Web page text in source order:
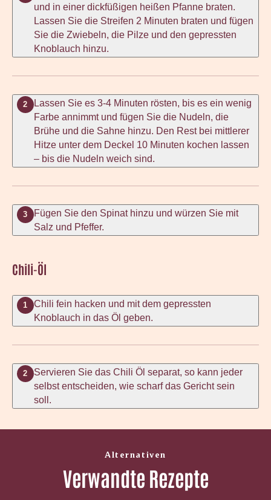
und in einer dickfüßigen heißen Pfanne braten.
Lassen Sie die Streifen 2 Minuten braten und fügen
Sie die Zwiebeln, die Pilze und den gepressten
Knoblauch hinzu.
2
Lassen Sie es 3-4 Minuten rösten, bis es ein wenig
Farbe annimmt und fügen Sie die Nudeln, die
Brühe und die Sahne hinzu. Den Rest bei mittlerer
Hitze unter dem Deckel 10 Minuten kochen lassen
– bis die Nudeln weich sind.
3
Fügen Sie den Spinat hinzu und würzen Sie mit
Salz und Pfeffer.
Chili-Öl
1
Chili fein hacken und mit dem gepressten
Knoblauch in das Öl geben.
2
Servieren Sie das Chili Öl separat, so kann jeder
selbst entscheiden, wie scharf das Gericht sein
soll.
Alternativen
Verwandte Rezepte